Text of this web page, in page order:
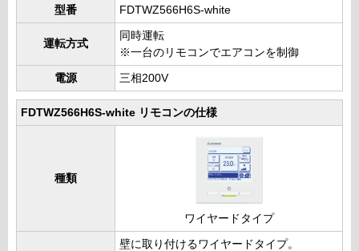
型番 FDTWZ566H6S-white
運転方式
同時運転
※一台のリモコンでエアコンを制御
電源 三相200V
FDTWZ566H6S-white リモコンの仕様
種類
ワイヤードタイプ
壁に取り付けるワイヤードタイプ。